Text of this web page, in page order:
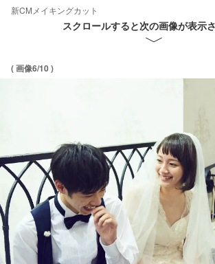
新CMメイキングカット
スクロールすると次の画像が表示
( 画像6/10 )